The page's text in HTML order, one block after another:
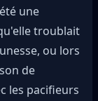
une
troublait
ou lors
de
les pacifieurs